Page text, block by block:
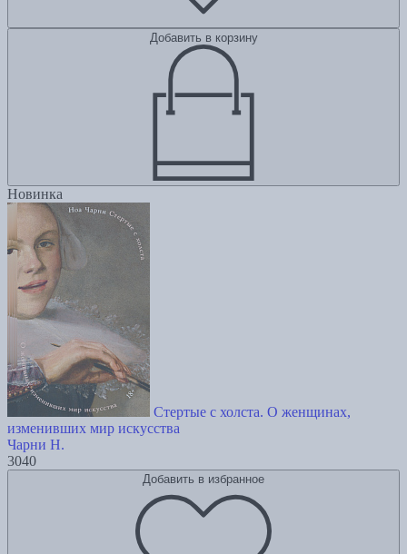
Добавить в корзину
Новинка
Стертые с холста. О женщинах,
изменивших мир искусства
Чарни Н.
3040
Добавить в избранное